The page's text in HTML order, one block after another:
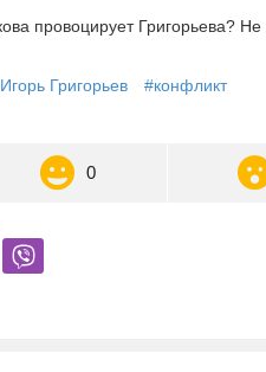
провоцирует Григорьева?
Григорьев #конфликт
0